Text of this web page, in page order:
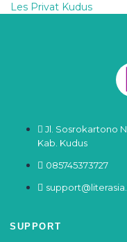
Les Privat Kudus
Jl. Sosrokartono
Kab. Kudus
085745373727
SUPPORT